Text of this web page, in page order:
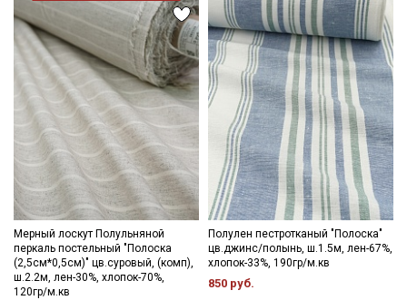
Мерный лоскут Полульняной
перкаль постельный "Полоска
(2,5см*0,5см)" цв.суровый, (комп),
ш.2.2м, лен-30%, хлопок-70%,
120гр/м.кв
Полулен пестротканый "Полоска"
цв.джинс/полынь, ш.1.5м, лен-67%,
хлопок-33%, 190гр/м.кв
850 руб.
Электронная почта
Подписаться
Ознакомлен(а) с
Политикой обработки персональных
данных
и даюСогласие на обработку персональных
данных
Даю Согласие на получение рекламных и
информационных рассылок